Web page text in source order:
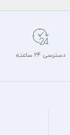
دسترسی 24 ساعته